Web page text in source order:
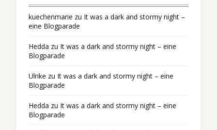
kuechenmarie zu It was a dark and stormy night –
eine Blogparade
Hedda zu It was a dark and stormy night – eine
Blogparade
Ulrike zu It was a dark and stormy night – eine
Blogparade
Hedda zu It was a dark and stormy night – eine
Blogparade